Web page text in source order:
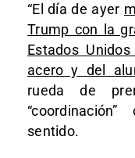
“El día de ayer
Trump con la
Estados
acero y del
rueda de
sentido.